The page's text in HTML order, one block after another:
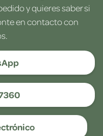
y quieres saber si
en contacto con